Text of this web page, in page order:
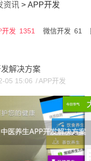
资讯 > APP开发
开发 1351 微信开发 61
解决方案
05 15:06 /APP开发